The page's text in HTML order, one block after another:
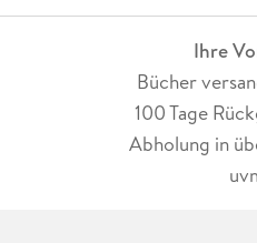
Ihre
Bücher
100 Tage
Abholung in